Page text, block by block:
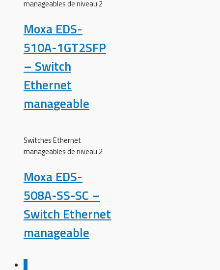
manageables de niveau 2
Moxa EDS-
510A-1GT2SFP
– Switch
Ethernet
manageable
Switches Ethernet
manageables de niveau 2
Moxa EDS-
508A-SS-SC –
Switch Ethernet
manageable